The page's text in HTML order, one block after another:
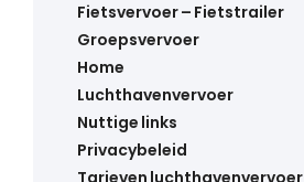
Fietsvervoer – Fietstrailer
Groepsvervoer
Home
Luchthavenvervoer
Nuttige links
Privacybeleid